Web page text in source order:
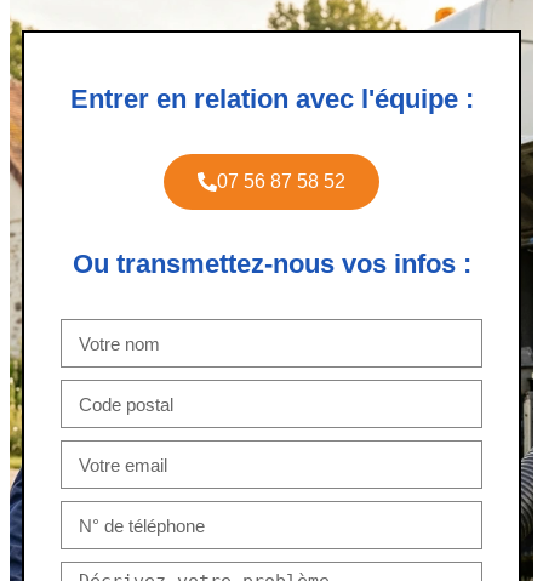
Entrer en relation avec l'équipe :
07 56 87 58 52
Ou transmettez-nous vos infos :